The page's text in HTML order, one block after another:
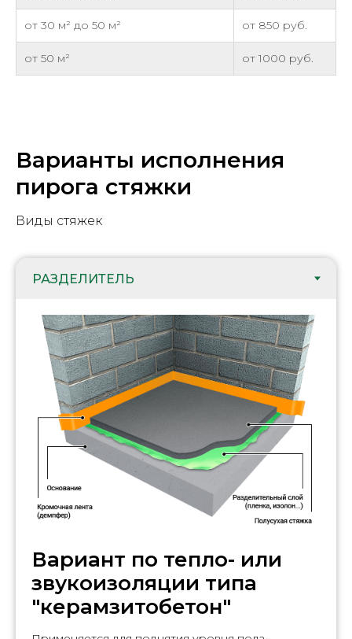
от 30 м² до 50 м² от 850 руб.
от 50 м² от 1000 руб.
Варианты исполнения
пирога стяжки
Виды стяжек
Вариант по тепло- или
звукоизоляции типа
"керамзитобетон"